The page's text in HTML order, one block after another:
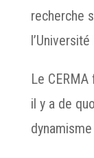
recherche
Le
il y a de